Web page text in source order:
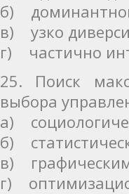
б)
в) узко
г) частично
25. Поиск
выбора
а)
б)
в)
г)